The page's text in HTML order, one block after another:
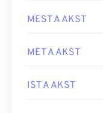
MEST A AKST
MET A AKST
IST A AKST